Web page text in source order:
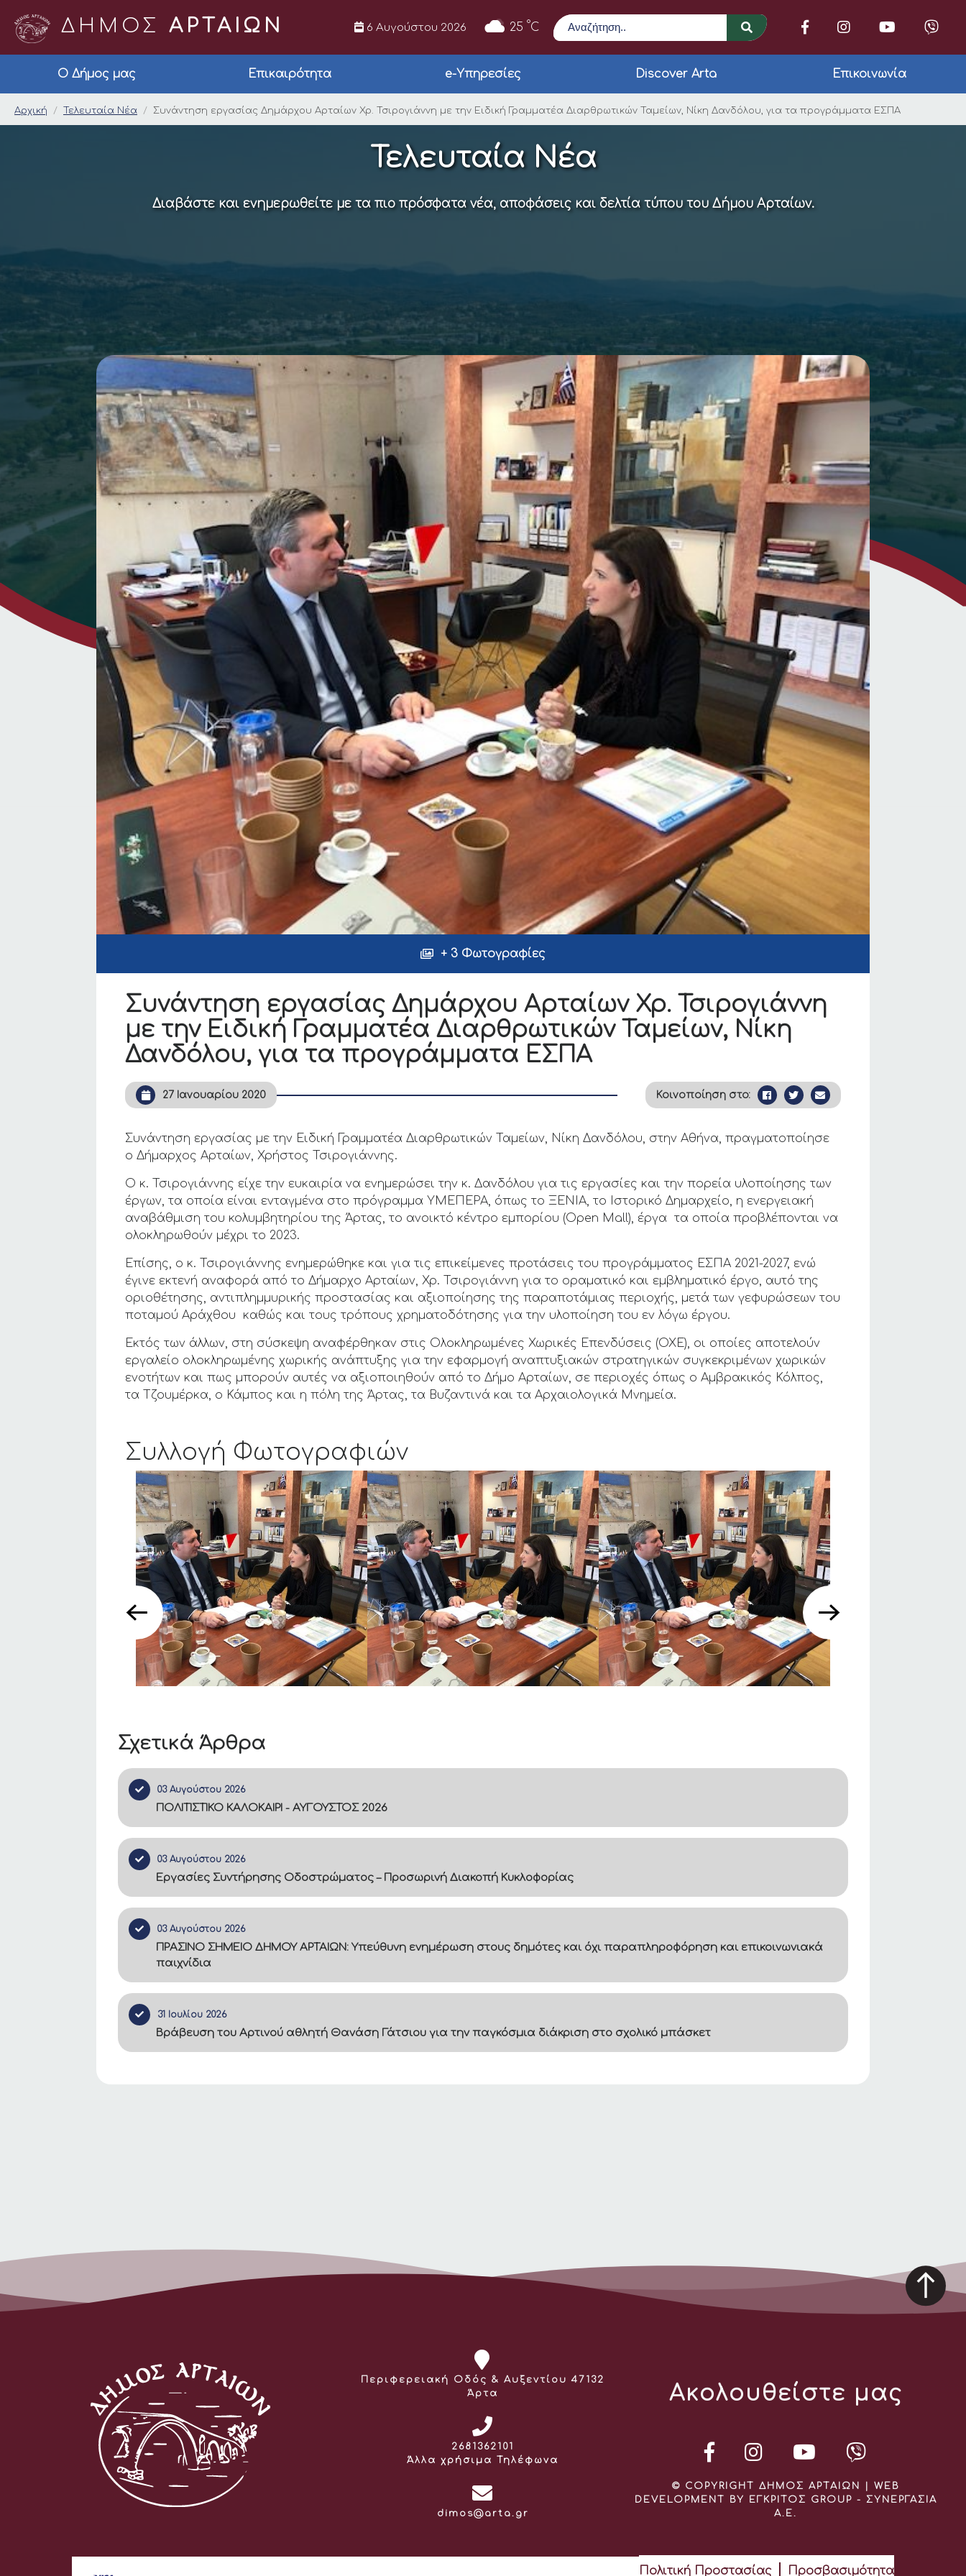
ΔΗΜΟΣ ΑΡΤΑΙΩΝ 6 Αυγούστου 2026 25 °C
Αναζήτηση
Ο Δήμος μας Επικαιρότητα e-Υπηρεσίες Discover Arta Επικοινωνία
Συνάντηση εργασίας Δημάρχου Αρταίων Χρ. Τσιρογιάννη με
Αρχική Τελευταία Νέα Συνάντηση εργασίας Δημάρχου Αρταίων Χρ. Τσιρογιάννη με την Ειδική Γραμματέα Διαρθρωτικών Ταμείων, Νίκη Δανδόλου, για τα προγράμματα ΕΣΠΑ
Τελευταία Νέα
Διαβάστε και ενημερωθείτε με τα πιο πρόσφατα νέα, αποφάσεις και δελτία τύπου του Δήμου Αρταίων.
Σχετικά Άρθρα
03 Αυγούστου 2026
ΠΟΛΙΤΙΣΤΙΚΟ ΚΑΛΟΚΑΙΡΙ - ΑΥΓΟΥΣΤΟΣ 2026
03 Αυγούστου 2026
Εργασίες Συντήρησης Οδοστρώματος – Προσωρινή Διακοπή Κυκλοφορίας
03 Αυγούστου 2026
ΠΡΑΣΙΝΟ ΣΗΜΕΙΟ ΔΗΜΟΥ ΑΡΤΑΙΩΝ: Υπεύθυνη ενημέρωση στους δημότες και όχι παραπληροφόρηση και επικοινωνιακά
παιχνίδια
31 Ιουλίου 2026
Βράβευση του Αρτινού αθλητή Θανάση Γάτσιου για την παγκόσμια διάκριση στο σχολικό μπάσκετ
+ 3 Φωτογραφίες
Συνάντηση εργασίας Δημάρχου Αρταίων Χρ. Τσιρογιάννη
με την Ειδική Γραμματέα Διαρθρωτικών Ταμείων, Νίκη
Δανδόλου, για τα προγράμματα ΕΣΠΑ
27 Ιανουαρίου 2020 Κοινοποίηση στο:
Συνάντηση εργασίας με την Ειδική Γραμματέα Διαρθρωτικών Ταμείων, Νίκη Δανδόλου, στην Αθήνα, πραγματοποίησε
ο Δήμαρχος Αρταίων, Χρήστος Τσιρογιάννης.
Ο κ. Τσιρογιάννης είχε την ευκαιρία να ενημερώσει την κ. Δανδόλου για τις εργασίες και την πορεία υλοποίησης των
έργων, τα οποία είναι ενταγμένα στο πρόγραμμα ΥΜΕΠΕΡΑ, όπως το ΞΕΝΙΑ, το Ιστορικό Δημαρχείο, η ενεργειακή
αναβάθμιση του κολυμβητηρίου της Άρτας, το ανοικτό κέντρο εμπορίου (Open Μall), έργα τα οποία προβλέπονται να
ολοκληρωθούν μέχρι το 2023.
Επίσης, ο κ. Τσιρογιάννης ενημερώθηκε και για τις επικείμενες προτάσεις του προγράμματος ΕΣΠΑ 2021-2027, ενώ
έγινε εκτενή αναφορά από το Δήμαρχο Αρταίων, Χρ. Τσιρογιάννη για το οραματικό και εμβληματικό έργο, αυτό της
οριοθέτησης, αντιπλημμυρικής προστασίας και αξιοποίησης της παραποτάμιας περιοχής, μετά των γεφυρώσεων του
ποταμού Αράχθου καθώς και τους τρόπους χρηματοδότησης για την υλοποίηση του εν λόγω έργου.
Εκτός των άλλων, στη σύσκεψη αναφέρθηκαν στις Ολοκληρωμένες Χωρικές Επενδύσεις (ΟΧΕ), οι οποίες αποτελούν
εργαλείο ολοκληρωμένης χωρικής ανάπτυξης για την εφαρμογή αναπτυξιακών στρατηγικών συγκεκριμένων χωρικών
ενοτήτων και πως μπορούν αυτές να αξιοποιηθούν από το Δήμο Αρταίων, σε περιοχές όπως ο Αμβρακικός Κόλπος,
τα Τζουμέρκα, ο Κάμπος και η πόλη της Άρτας, τα Βυζαντινά και τα Αρχαιολογικά Μνημεία.
Συλλογή Φωτογραφιών
Διεύθυνση:
Περιφερειακή Οδός & Αυξεντίου 47132
Άρτα
Τηλέφωνο:
2681362101
Άλλα χρήσιμα Τηλέφωνα
Email:
dimos@arta.gr
Ακολουθείστε μας
© COPYRIGHT ΔΗΜΟΣ ΑΡΤΑΙΩΝ | WEB
DEVELOPMENT BY ΕΓΚΡΙΤΟΣ GROUP - ΣΥΝΕΡΓΑΣΙΑ
Α.Ε.
Πολιτική Προστασίας Προσβασιμότητα